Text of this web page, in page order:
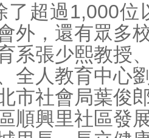
了超過1,000
外，還有眾多
系張少熙教授
全人教育中心
市社會局葉俊
順興里社區發